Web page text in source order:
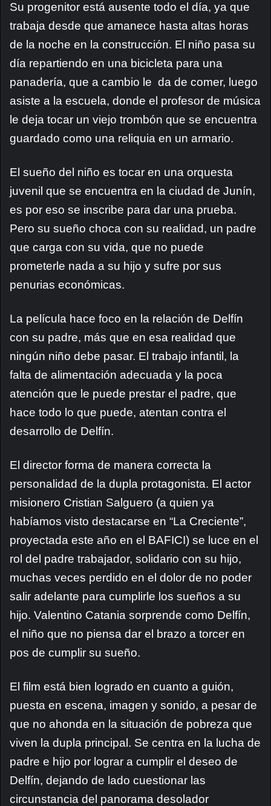
Su progenitor está ausente todo el día, ya que
trabaja desde que amanece hasta altas horas
de la noche en la construcción. El niño pasa su
día repartiendo en una bicicleta para una
panadería, que a cambio le da de comer, luego
asiste a la escuela, donde el profesor de música
le deja tocar un viejo trombón que se encuentra
guardado como una reliquia en un armario.
El sueño del niño es tocar en una orquesta
juvenil que se encuentra en la ciudad de Junín,
es por eso se inscribe para dar una prueba.
Pero su sueño choca con su realidad, un padre
que carga con su vida, que no puede
prometerle nada a su hijo y sufre por sus
penurias económicas.
La película hace foco en la relación de Delfín
con su padre, más que en esa realidad que
ningún niño debe pasar. El trabajo infantil, la
falta de alimentación adecuada y la poca
atención que le puede prestar el padre, que
hace todo lo que puede, atentan contra el
desarrollo de Delfín.
El director forma de manera correcta la
personalidad de la dupla protagonista. El actor
misionero Cristian Salguero (a quien ya
habíamos visto destacarse en “La Creciente”,
proyectada este año en el BAFICI) se luce en el
rol del padre trabajador, solidario con su hijo,
muchas veces perdido en el dolor de no poder
salir adelante para cumplirle los sueños a su
hijo. Valentino Catania sorprende como Delfín,
el niño que no piensa dar el brazo a torcer en
pos de cumplir su sueño.
El film está bien logrado en cuanto a guión,
puesta en escena, imagen y sonido, a pesar de
que no ahonda en la situación de pobreza que
viven la dupla principal. Se centra en la lucha de
padre e hijo por lograr a cumplir el deseo de
Delfín, dejando de lado cuestionar las
circunstancia del panorama desolador